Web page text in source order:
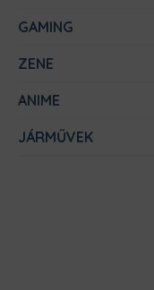
GAMING
ZENE
ANIME
JÁRMŰVEK